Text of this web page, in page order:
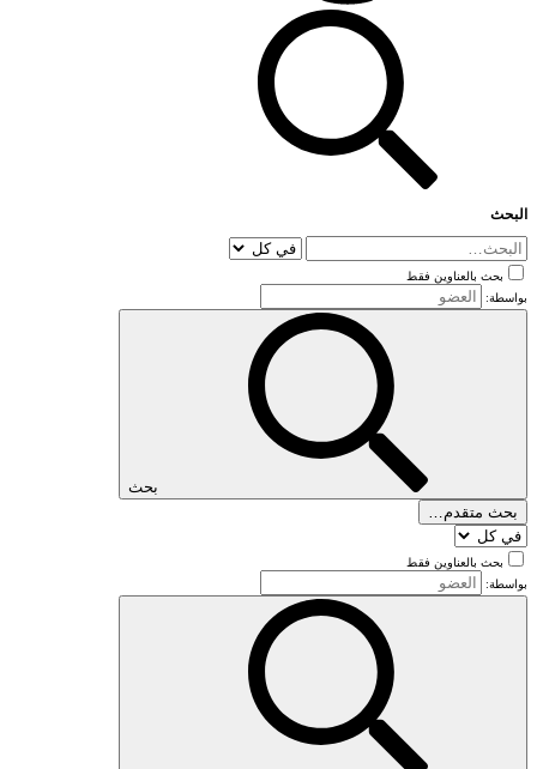
البحث
بحث بالعناوين فقط
بواسطة:
بحث
بحث متقدم…
بحث بالعناوين فقط
بواسطة: